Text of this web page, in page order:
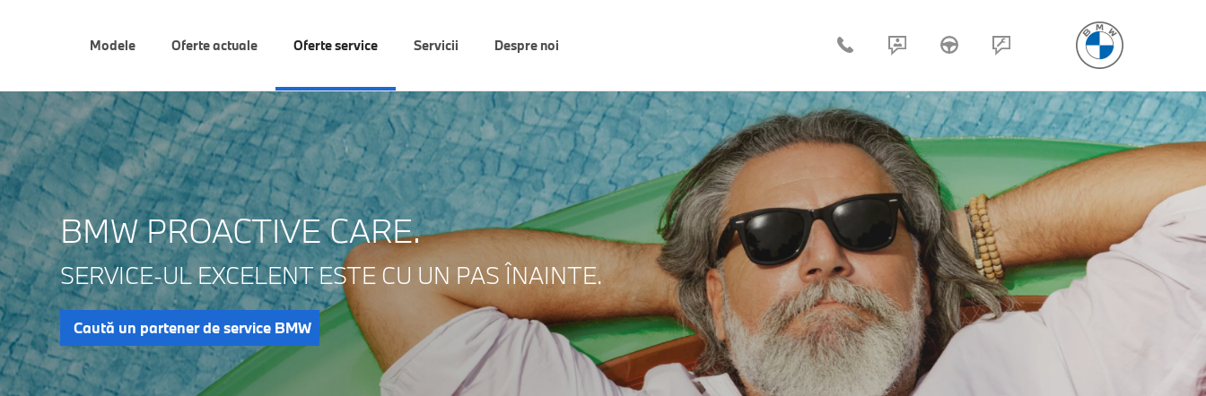
Modele Oferte actuale Oferte service Servicii Despre noi
BMW PROACTIVE CARE.
SERVICE-UL EXCELENT ESTE CU UN PAS ÎNAINTE.
Caută un partener de service BMW